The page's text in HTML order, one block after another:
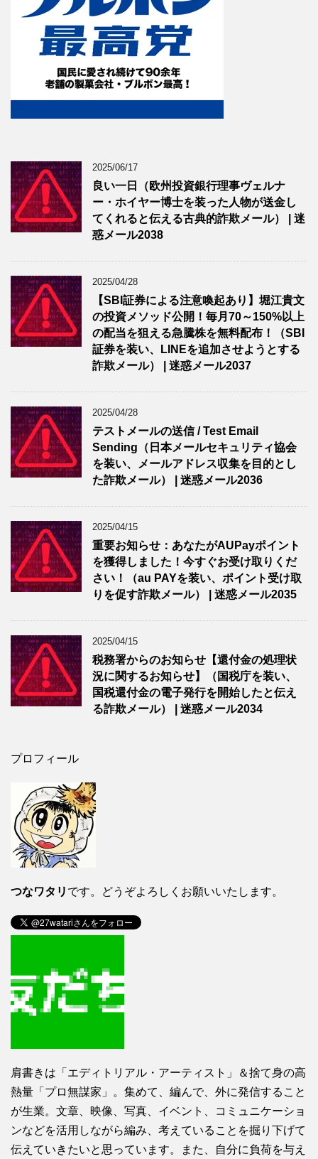
2025/06/17
良い一日（欧州投資銀行理事ヴェルナ
ー・ホイヤー博士を装った人物が送金し
てくれると伝える古典的詐欺メール） | 迷
惑メール2038
2025/04/28
【SBI証券による注意喚起あり】堀江貴文
の投資メソッド公開！毎月70～150%以上
の配当を狙える急騰株を無料配布！（SBI
証券を装い、LINEを追加させようとする
詐欺メール） | 迷惑メール2037
2025/04/28
テストメールの送信 / Test Email
Sending（日本メールセキュリティ協会
を装い、メールアドレス収集を目的とし
た詐欺メール） | 迷惑メール2036
2025/04/15
重要お知らせ：あなたがAUPayポイント
を獲得しました！今すぐお受け取りくだ
さい！（au PAYを装い、ポイント受け取
りを促す詐欺メール） | 迷惑メール2035
2025/04/15
税務署からのお知らせ【還付金の処理状
況に関するお知らせ】（国税庁を装い、
国税還付金の電子発行を開始したと伝え
る詐欺メール） | 迷惑メール2034
プロフィール
つなワタリ です。どうぞよろしくお願いいたします。
肩書きは「エディトリアル・アーティスト」＆捨て身の高
熱量「プロ無謀家」。集めて、編んで、外に発信すること
が生業。文章、映像、写真、イベント、コミュニケーショ
ンなどを活用しながら編み、考えていることを掘り下げて
伝えていきたいと思っています。また、自分に負荷を与え